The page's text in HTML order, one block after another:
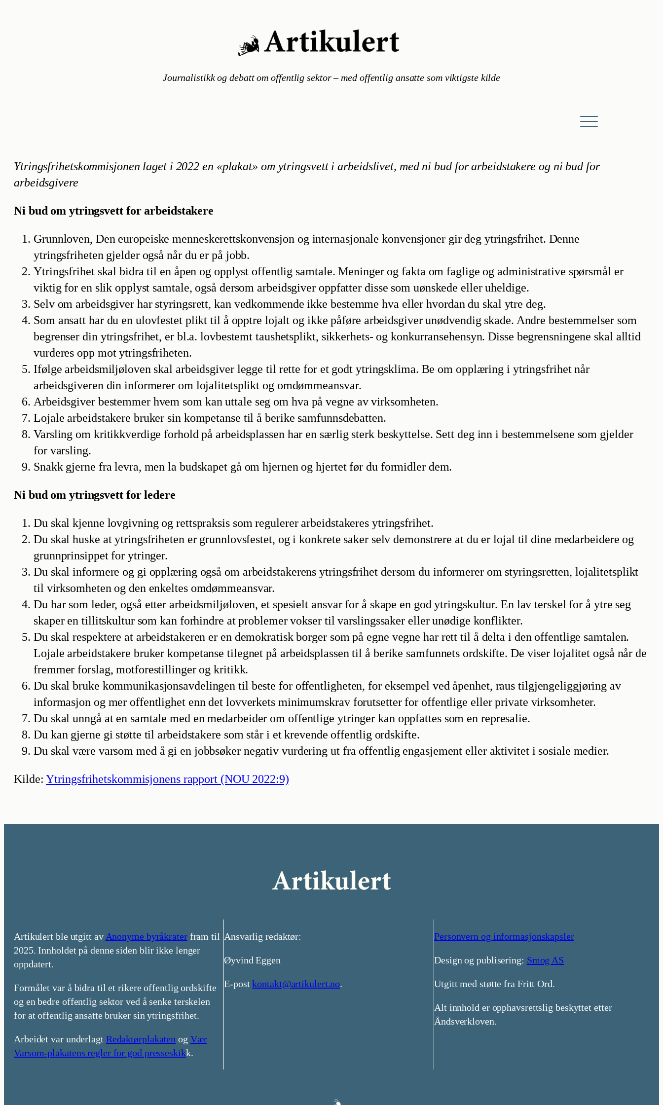
Journalistikk og debatt om offentlig sektor – med offentlig ansatte som viktigste kilde
Ytringsfrihetskommisjonen laget i 2022 en «plakat» om ytringsvett i arbeidslivet, med ni bud for arbeidstakere og ni bud for
arbeidsgivere
Ni bud om ytringsvett for arbeidstakere
Grunnloven, Den europeiske menneskerettskonvensjon og internasjonale konvensjoner gir deg ytringsfrihet. Denne
ytringsfriheten gjelder også når du er på jobb.
Ytringsfrihet skal bidra til en åpen og opplyst offentlig samtale. Meninger og fakta om faglige og administrative spørsmål er
viktig for en slik opplyst samtale, også dersom arbeidsgiver oppfatter disse som uønskede eller uheldige.
Selv om arbeidsgiver har styringsrett, kan vedkommende ikke bestemme hva eller hvordan du skal ytre deg.
Som ansatt har du en ulovfestet plikt til å opptre lojalt og ikke påføre arbeidsgiver unødvendig skade. Andre bestemmelser som
begrenser din ytringsfrihet, er bl.a. lovbestemt taushetsplikt, sikkerhets- og konkurransehensyn. Disse begrensningene skal alltid
vurderes opp mot ytringsfriheten.
Ifølge arbeidsmiljøloven skal arbeidsgiver legge til rette for et godt ytringsklima. Be om opplæring i ytringsfrihet når
arbeidsgiveren din informerer om lojalitetsplikt og omdømmeansvar.
Arbeidsgiver bestemmer hvem som kan uttale seg om hva på vegne av virksomheten.
Lojale arbeidstakere bruker sin kompetanse til å berike samfunnsdebatten.
Varsling om kritikkverdige forhold på arbeidsplassen har en særlig sterk beskyttelse. Sett deg inn i bestemmelsene som gjelder
for varsling.
Snakk gjerne fra levra, men la budskapet gå om hjernen og hjertet før du formidler dem.
Ni bud om ytringsvett for ledere
Du skal kjenne lovgivning og rettspraksis som regulerer arbeidstakeres ytringsfrihet.
Du skal huske at ytringsfriheten er grunnlovsfestet, og i konkrete saker selv demonstrere at du er lojal til dine medarbeidere og
grunnprinsippet for ytringer.
Du skal informere og gi opplæring også om arbeidstakerens ytringsfrihet dersom du informerer om styringsretten, lojalitetsplikt
til virksomheten og den enkeltes omdømmeansvar.
Du har som leder, også etter arbeidsmiljøloven, et spesielt ansvar for å skape en god ytringskultur. En lav terskel for å ytre seg
skaper en tillitskultur som kan forhindre at problemer vokser til varslingssaker eller unødige konflikter.
Du skal respektere at arbeidstakeren er en demokratisk borger som på egne vegne har rett til å delta i den offentlige samtalen.
Lojale arbeidstakere bruker kompetanse tilegnet på arbeidsplassen til å berike samfunnets ordskifte. De viser lojalitet også når de
fremmer forslag, motforestillinger og kritikk.
Du skal bruke kommunikasjonsavdelingen til beste for offentligheten, for eksempel ved åpenhet, raus tilgjengeliggjøring av
informasjon og mer offentlighet enn det lovverkets minimumskrav forutsetter for offentlige eller private virksomheter.
Du skal unngå at en samtale med en medarbeider om offentlige ytringer kan oppfattes som en represalie.
Du kan gjerne gi støtte til arbeidstakere som står i et krevende offentlig ordskifte.
Du skal være varsom med å gi en jobbsøker negativ vurdering ut fra offentlig engasjement eller aktivitet i sosiale medier.
Kilde:Ytringsfrihetskommisjonens rapport (NOU 2022:9)
Artikulert ble utgitt av Anonyme byråkraterfram til
2025. Innholdet på denne siden blir ikke lenger
oppdatert.
Formålet var å bidra til et rikere offentlig ordskifte
og en bedre offentlig sektor ved å senke terskelen
for at offentlig ansatte bruker sin ytringsfrihet.
Arbeidet var underlagt Redaktørplakaten og Vær
Varsom-plakatens regler for god presseskikk.
Ansvarlig redaktør:
Øyvind Eggen
E-postkontakt@artikulert.no.
Personvern og informasjonskapsler
Design og publisering: Smog AS
Utgitt med støtte fra Fritt Ord.
Alt innhold er opphavsrettslig beskyttet etter
Åndsverkloven.